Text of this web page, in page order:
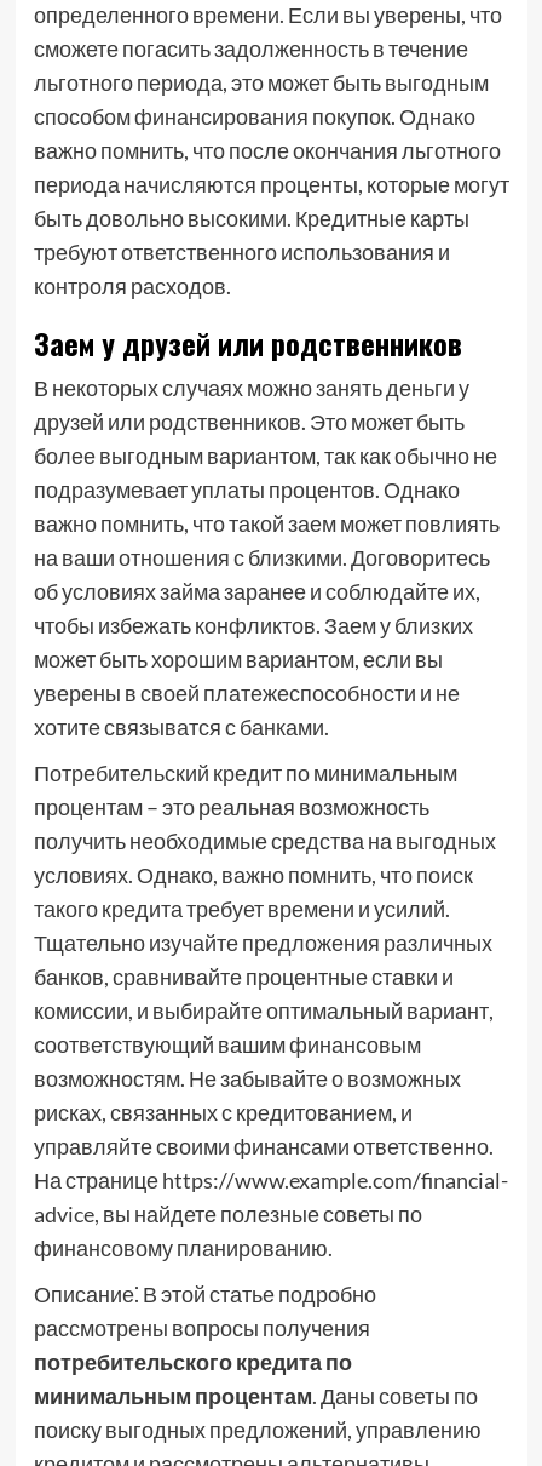
определенного времени. Если вы уверены, что
сможете погасить задолженность в течение
льготного периода, это может быть выгодным
способом финансирования покупок. Однако
важно помнить, что после окончания льготного
периода начисляются проценты, которые могут
быть довольно высокими. Кредитные карты
требуют ответственного использования и
контроля расходов.
Заем у друзей или родственников
В некоторых случаях можно занять деньги у
друзей или родственников. Это может быть
более выгодным вариантом, так как обычно не
подразумевает уплаты процентов. Однако
важно помнить, что такой заем может повлиять
на ваши отношения с близкими. Договоритесь
об условиях займа заранее и соблюдайте их,
чтобы избежать конфликтов. Заем у близких
может быть хорошим вариантом, если вы
уверены в своей платежеспособности и не
хотите связыватся с банками.
Потребительский кредит по минимальным
процентам – это реальная возможность
получить необходимые средства на выгодных
условиях. Однако, важно помнить, что поиск
такого кредита требует времени и усилий.
Тщательно изучайте предложения различных
банков, сравнивайте процентные ставки и
комиссии, и выбирайте оптимальный вариант,
соответствующий вашим финансовым
возможностям. Не забывайте о возможных
рисках, связанных с кредитованием, и
управляйте своими финансами ответственно.
На странице https://www.example.com/financial-
advice, вы найдете полезные советы по
финансовому планированию.
Описание⁚ В этой статье подробно
рассмотрены вопросы получения
потребительского кредита по
минимальным процентам. Даны советы по
поиску выгодных предложений, управлению